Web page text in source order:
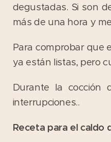
degustadas. Si son
más de una hora y
Para comprobar que
ya están listas, pero
Durante la cocción
interrupciones..
Receta para el caldo